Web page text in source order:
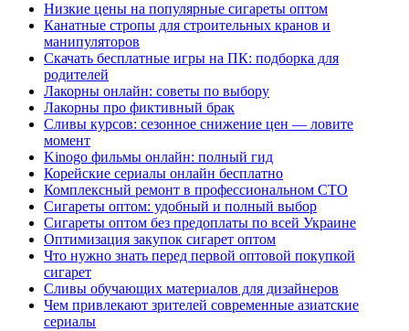
Низкие цены на популярные сигареты оптом
Канатные стропы для строительных кранов и
манипуляторов
Скачать бесплатные игры на ПК: подборка для
родителей
Лакорны онлайн: советы по выбору
Лакорны про фиктивный брак
Сливы курсов: сезонное снижение цен — ловите
момент
Kinogo фильмы онлайн: полный гид
Корейские сериалы онлайн бесплатно
Комплексный ремонт в профессиональном СТО
Сигареты оптом: удобный и полный выбор
Сигареты оптом без предоплаты по всей Украине
Оптимизация закупок сигарет оптом
Что нужно знать перед первой оптовой покупкой
сигарет
Сливы обучающих материалов для дизайнеров
Чем привлекают зрителей современные азиатские
сериалы